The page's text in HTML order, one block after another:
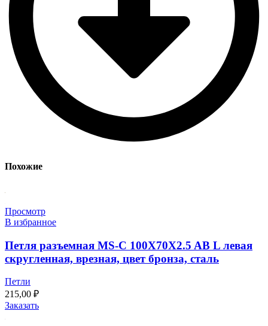
Похожие
Просмотр
В избранное
Петля разъемная MS-C 100X70X2.5 AB L левая
скругленная, врезная, цвет бронза, сталь
Петли
215,00 ₽
Заказать